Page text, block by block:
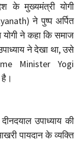
के मुख्यमंत्री योगी
ने पुष्प अर्पित
ने कहा कि समाज
ने देखा था, उसे
Minister Yogi
उपाध्याय की
पायदान के व्यक्ति